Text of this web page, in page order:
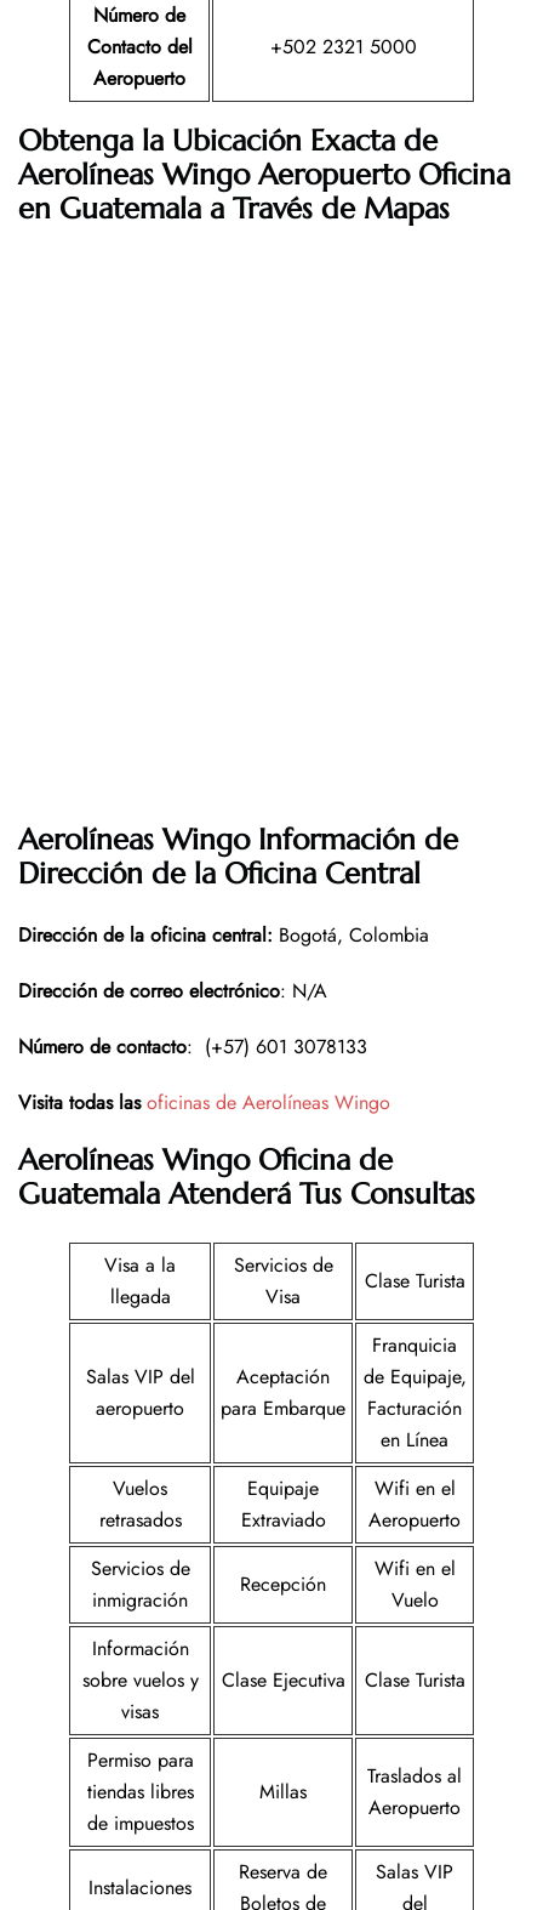
Número de
Contacto del
Aeropuerto
+502 2321 5000
Obtenga la Ubicación Exacta de
Aerolíneas Wingo Aeropuerto Oficina
en Guatemala a Través de Mapas
Aerolíneas Wingo Información de
Dirección de la Oficina Central
Dirección de la oficina central: Bogotá, Colombia
Dirección de correo electrónico: N/A
Número de contacto: (+57) 601 3078133
Visita todas las oficinas de Aerolíneas Wingo
Aerolíneas Wingo Oficina de
Guatemala Atenderá Tus Consultas
Visa a la
llegada
Servicios de
Visa
Clase Turista
Salas VIP del
aeropuerto
Aceptación
para Embarque
Franquicia
de Equipaje,
Facturación
en Línea
Vuelos
retrasados
Equipaje
Extraviado
Wifi en el
Aeropuerto
Servicios de
inmigración
Recepción
Wifi en el
Vuelo
Información
sobre vuelos y
visas
Clase Ejecutiva Clase Turista
Permiso para
tiendas libres
de impuestos
Millas
Traslados al
Aeropuerto
Instalaciones
Reserva de
Boletos de
Salas VIP
del